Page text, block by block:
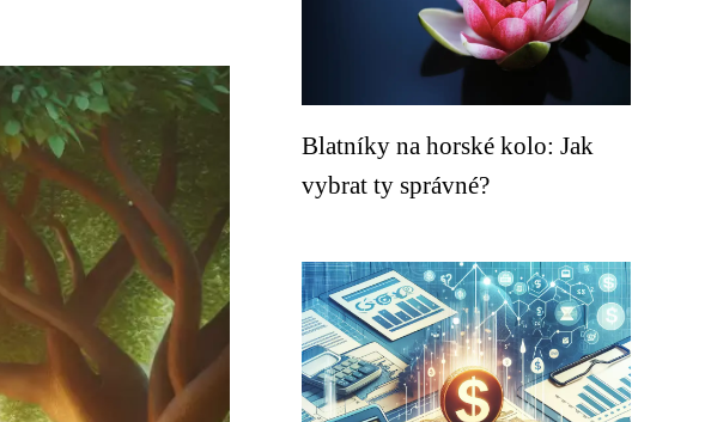
Blatníky na horské kolo: Jak
vybrat ty správné?